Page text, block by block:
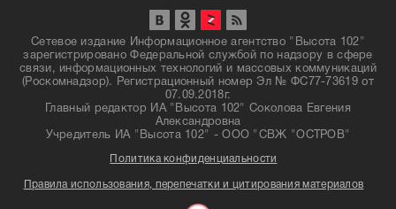
Сетевое издание Информационное агентство "Высота 102"
зарегистрировано Федеральной службой по надзору в сфере
связи, информационных технологий и массовых коммуникаций
(Роскомнадзор). Регистрационный номер Эл № ФС77-73619 от
07.09.2018г.
Главный редактор ИА "Высота 102" Соколова Евгения
Александровна
Учредитель ИА "Высота 102" - ООО "СВЖ "ОСТРОВ"
Политика конфиденциальности
Правила использования, перепечатки и цитирования материалов